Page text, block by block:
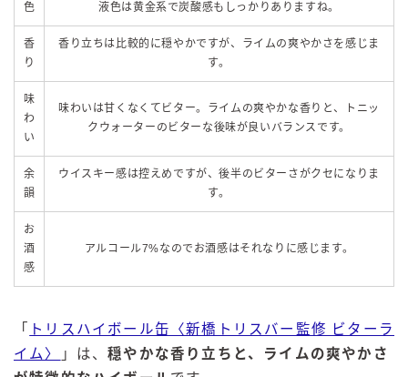
色 液色は黄金系で炭酸感もしっかりありますね。
香
り
香り立ちは比較的に穏やかですが、ライムの爽やかさを感じま
す。
味
わ
い
味わいは甘くなくてビター。ライムの爽やかな香りと、トニッ
クウォーターのビターな後味が良いバランスです。
余
韻
ウイスキー感は控えめですが、後半のビターさがクセになりま
す。
お
酒
感
アルコール7%なのでお酒感はそれなりに感じます。
「
トリスハイボール缶〈新橋トリスバー監修 ビターラ
イム〉
」は、穏やかな香り立ちと、ライムの爽やかさ